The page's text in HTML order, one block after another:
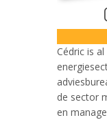
Cédric is
de sector
en